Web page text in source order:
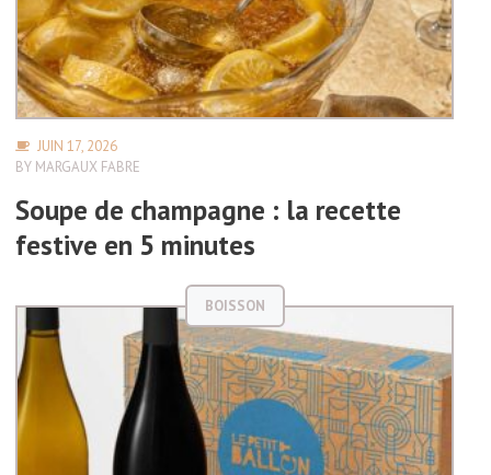
JUIN 17, 2026
BY MARGAUX FABRE
Soupe de champagne : la recette
festive en 5 minutes
BOISSON